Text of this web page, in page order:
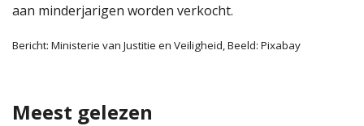
aan minderjarigen worden verkocht.
Bericht: Ministerie van Justitie en Veiligheid, Beeld: Pixabay
Meest gelezen